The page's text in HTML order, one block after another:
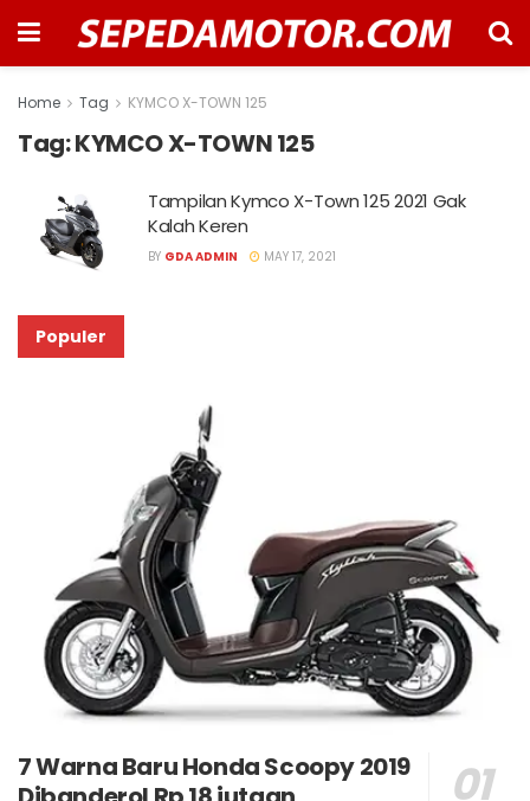
Home Tag KYMCO X-TOWN 125
Tag:KYMCO X-TOWN 125
Tampilan Kymco X-Town 125 2021 Gak
Kalah Keren
BY GDA ADMIN MAY 17, 2021
Populer
7 Warna Baru Honda Scoopy 2019